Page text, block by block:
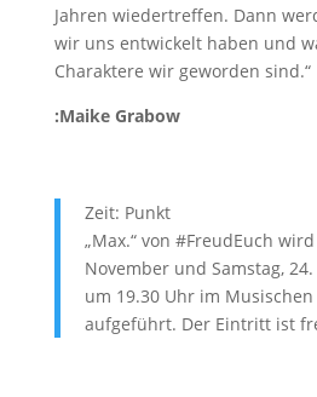
Jahren wiedertreffen. Dann
wir uns entwickelt haben und
Charaktere wir geworden sind.“
:Maike Grabow
Zeit: Punkt
„Max.“ von #FreudEuch
November und Samstag,
um 19.30 Uhr im
aufgeführt. Der Eintritt ist